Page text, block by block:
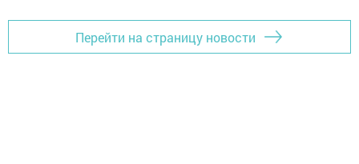
Перейти на страницу новости